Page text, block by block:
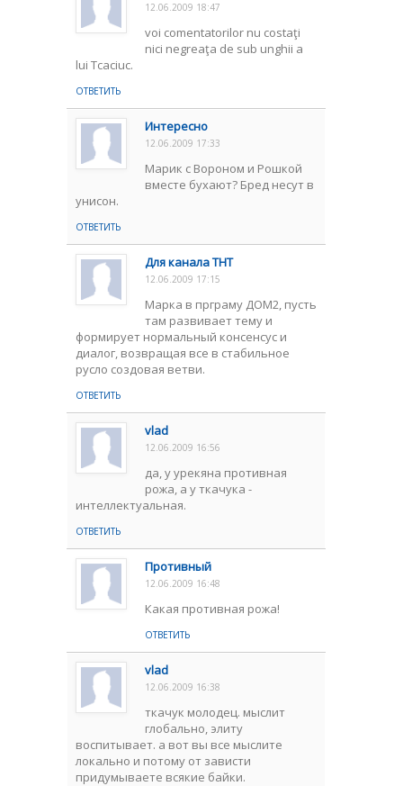
12.06.2009 18:47
voi comentatorilor nu costaţi
nici negreaţa de sub unghii a
lui Tcaciuc.
ОТВЕТИТЬ
Интересно
12.06.2009 17:33
Марик с Вороном и Рошкой
вместе бухают? Бред несут в
унисон.
ОТВЕТИТЬ
Для канала ТНТ
12.06.2009 17:15
Марка в прграму ДОМ2, пусть
там развивает тему и
формирует нормальный консенсус и
диалог, возвращая все в стабильное
русло создовая ветви.
ОТВЕТИТЬ
vlad
12.06.2009 16:56
да, у урекяна противная
рожа, а у ткачука -
интеллектуальная.
ОТВЕТИТЬ
Противный
12.06.2009 16:48
Какая противная рожа!
ОТВЕТИТЬ
vlad
12.06.2009 16:38
ткачук молодец. мыслит
глобально, элиту
воспитывает. а вот вы все мыслите
локально и потому от зависти
придумываете всякие байки.